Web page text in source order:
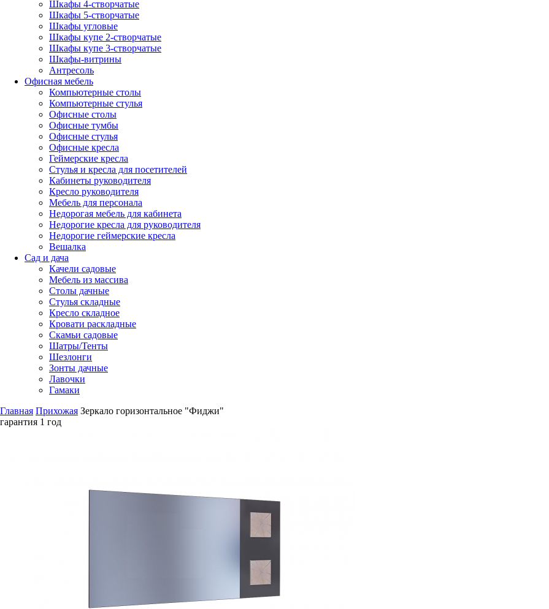
Шкафы 4-створчатые
Шкафы 5-створчатые
Шкафы угловые
Шкафы купе 2-створчатые
Шкафы купе 3-створчатые
Шкафы-витрины
Антресоль
Офисная мебель
Компьютерные столы
Компьютерные стулья
Офисные столы
Офисные тумбы
Офисные стулья
Офисные кресла
Геймерские кресла
Стулья и кресла для посетителей
Кабинеты руководителя
Кресло руководителя
Мебель для персонала
Недорогая мебель для кабинета
Недорогие кресла для руководителя
Недорогие геймерские кресла
Вешалка
Сад и дача
Качели садовые
Мебель из массива
Столы дачные
Стулья складные
Кресло складное
Кровати раскладные
Скамьи садовые
Шатры/Тенты
Шезлонги
Зонты дачные
Лавочки
Гамаки
Главная Прихожая Зеркало горизонтальное "Фиджи"
гарантия 1 год